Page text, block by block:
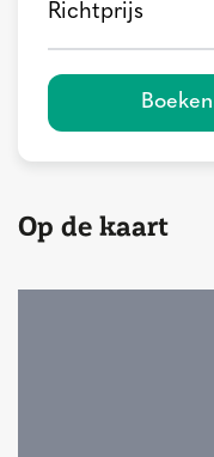
Richtprijs
Op de kaart